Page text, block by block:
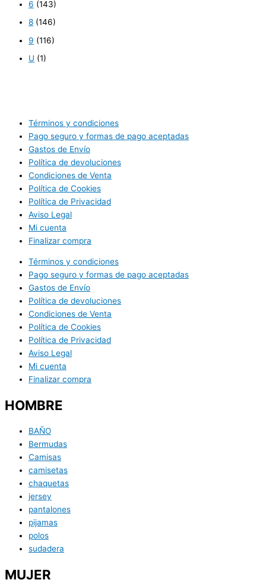
6 (143)
8 (146)
9 (116)
U (1)
Términos y condiciones
Pago seguro y formas de pago aceptadas
Gastos de Envío
Política de devoluciones
Condiciones de Venta
Política de Cookies
Política de Privacidad
Aviso Legal
Mi cuenta
Finalizar compra
Términos y condiciones
Pago seguro y formas de pago aceptadas
Gastos de Envío
Política de devoluciones
Condiciones de Venta
Política de Cookies
Política de Privacidad
Aviso Legal
Mi cuenta
Finalizar compra
HOMBRE
BAÑO
Bermudas
Camisas
camisetas
chaquetas
jersey
pantalones
pijamas
polos
sudadera
MUJER